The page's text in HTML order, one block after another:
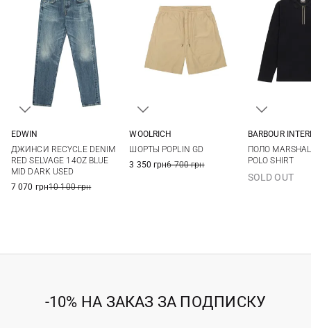
34
36
EDWIN
ДЖИНСИ RECYCLE DENIM
RED SELVAGE 14OZ BLUE
MID DARK USED
7 070 грн10 100 грн
WOOLRICH
ШОРТЫ POPLIN GD
3 350 грн6 700 грн
3XL
BARBOUR
ПОЛО
POLO SHIRT
SOLD OUT
-10% НА ЗАКАЗ ЗА ПОДПИСКУ